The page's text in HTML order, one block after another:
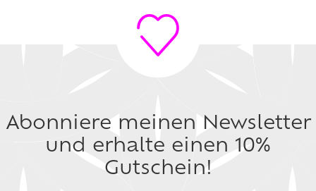
Abonniere meinen Newsletter
und erhalte einen 10%
Gutschein!